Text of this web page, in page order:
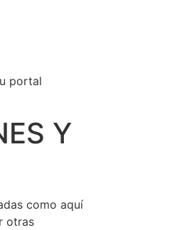
portal
Y
como aquí
otras